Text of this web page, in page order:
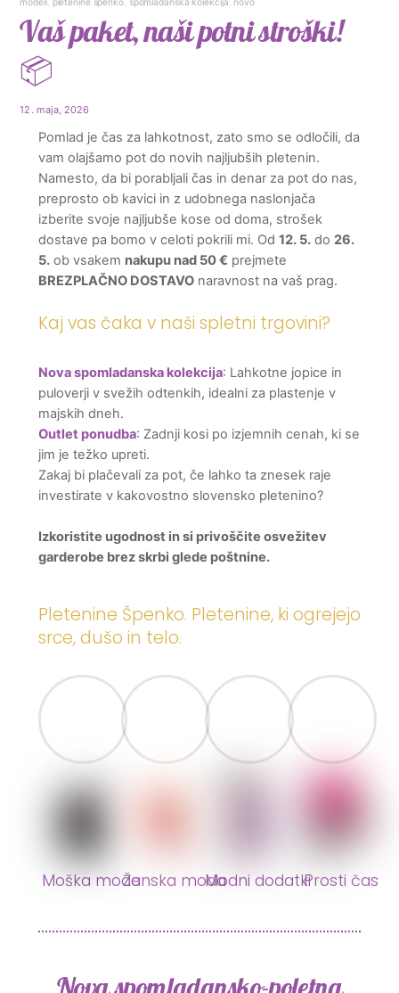
Vaš paket, naši potni stroški!
📦
12. maja, 2026
Pomlad je čas za lahkotnost, zato smo se odločili, da
vam olajšamo pot do novih najljubših pletenin.
Namesto, da bi porabljali čas in denar za pot do nas,
preprosto ob kavici in z udobnega naslonjača
izberite svoje najljubše kose od doma, strošek
dostave pa bomo v celoti pokrili mi. Od 12. 5.do 26.
5.ob vsakem nakupu nad 50 € prejmete
BREZPLAČNO DOSTAVOnaravnost na vaš prag.
Kaj vas čaka v naši spletni trgovini?
Nova spomladanska kolekcija: Lahkotne jopice in
puloverji v svežih odtenkih, idealni za plastenje v
majskih dneh.
Outlet ponudba: Zadnji kosi po izjemnih cenah, ki se
jim je težko upreti.
Zakaj bi plačevali za pot, če lahko ta znesek raje
investirate v kakovostno slovensko pletenino?
Izkoristite ugodnost in si privoščite osvežitev
garderobe brez skrbi glede poštnine.
Pletenine Špenko. Pletenine, ki ogrejejo
srce, dušo in telo.
Moška modaŽenska modaModni dodatkiProsti čas